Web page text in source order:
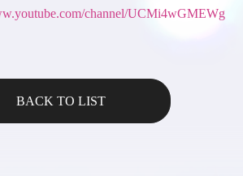
channel/UCMi4wGMEWg
BACK TO LIST